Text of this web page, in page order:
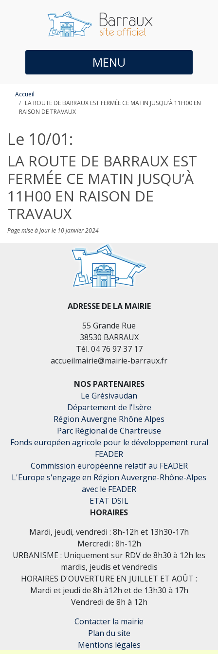
MENU
Accueil
LA ROUTE DE BARRAUX EST FERMÉE CE MATIN JUSQU’À 11H00 EN
RAISON DE TRAVAUX
Le 10/01:
LA ROUTE DE BARRAUX EST
FERMÉE CE MATIN JUSQU’À
11H00 EN RAISON DE
TRAVAUX
Page mise à jour le 10 janvier 2024
ADRESSE DE LA MAIRIE
55 Grande Rue
38530 BARRAUX
Tél. 04 76 97 37 17
accueilmairie@mairie-barraux.fr
NOS PARTENAIRES
Le Grésivaudan
Département de l'Isère
Région Auvergne Rhône Alpes
Parc Régional de Chartreuse
Fonds européen agricole pour le développement rural
FEADER
Commission européenne relatif au FEADER
L'Europe s'engage en Région Auvergne-Rhône-Alpes
avec le FEADER
ETAT DSIL
HORAIRES
Mardi, jeudi, vendredi : 8h-12h et 13h30-17h
Mercredi : 8h-12h
URBANISME : Uniquement sur RDV de 8h30 à 12h les
mardis, jeudis et vendredis
HORAIRES D'OUVERTURE EN JUILLET ET AOÛT :
Mardi et jeudi de 8h à12h et de 13h30 à 17h
Vendredi de 8h à 12h
Contacter la mairie
Plan du site
Mentions légales